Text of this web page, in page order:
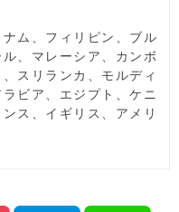
ム、フィリピン、ブル
、マレーシア、カンボ
スリランカ、モルディ
ビア、エジプト、ケニ
ス、イギリス、アメリ